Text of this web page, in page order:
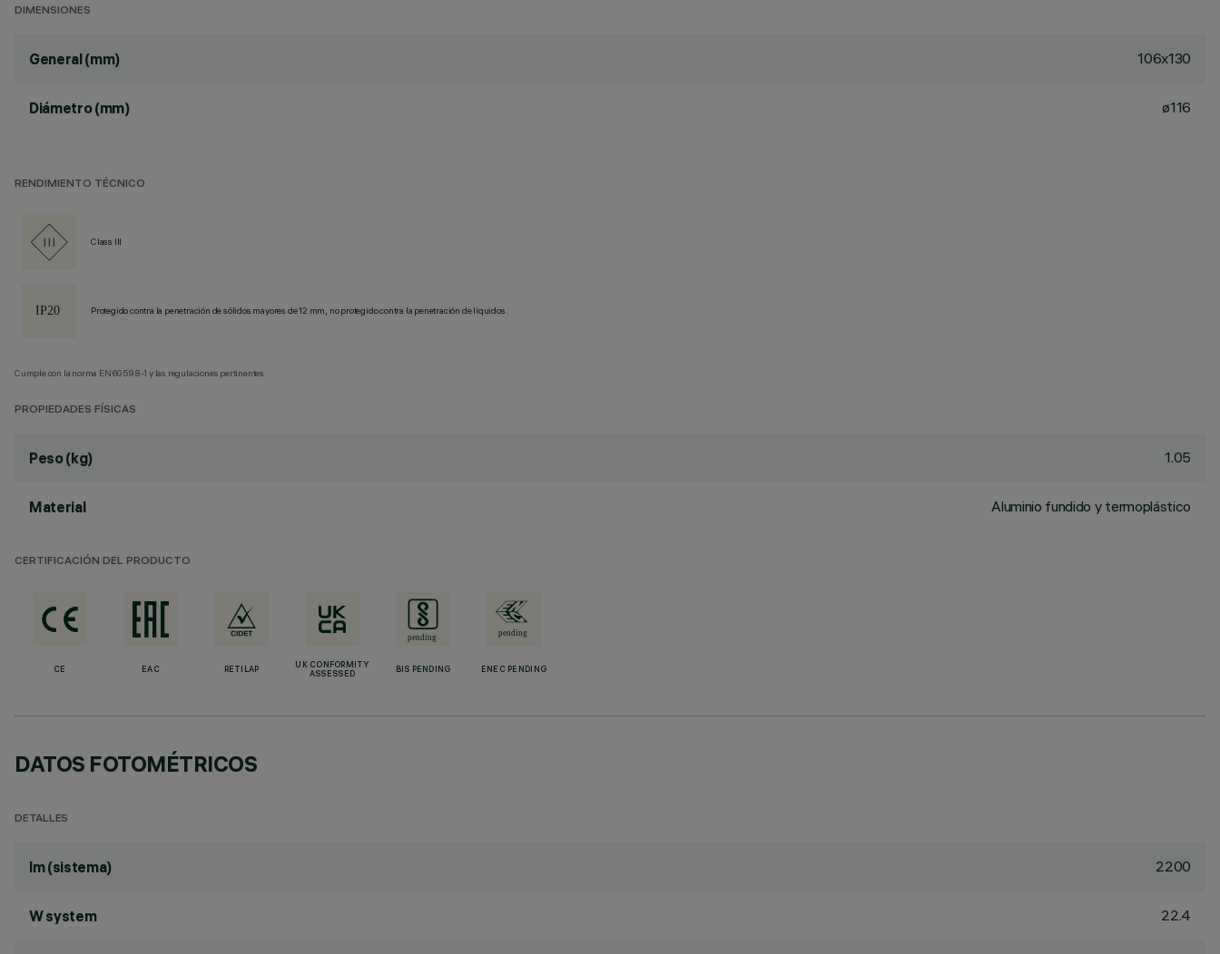
DIMENSIONES
General (mm) 106x130
Diámetro (mm) ø116
RENDIMIENTO TÉCNICO
Class III
Protegido contra la penetración de sólidos mayores de 12 mm, no protegido contra la penetración de líquidos.
Cumple con la norma EN60598-1 y las regulaciones pertinentes.
PROPIEDADES FÍSICAS
Peso (kg) 1.05
Material Aluminio fundido y termoplástico
CERTIFICACIÓN DEL PRODUCTO
CE EAC RETILAP
UK CONFORMITY
ASSESSED
BIS PENDING ENEC PENDING
DATOS FOTOMÉTRICOS
DETALLES
lm (sistema) 2200
W system 22.4